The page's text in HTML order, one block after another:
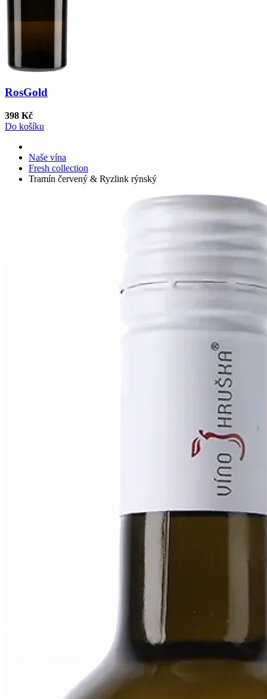
RosGold
398 Kč
Do košíku
Naše vína
Fresh collection
Tramín červený & Ryzlink rýnský